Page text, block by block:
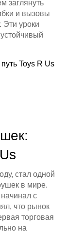
заглянуть
и вызовы
Эти уроки
Toys R Us
стал одной
в мире.
с
что рынок
торговая
на